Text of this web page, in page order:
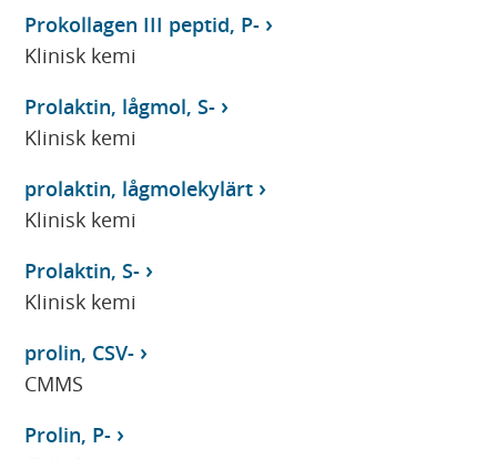
Prokollagen III peptid, P-
Klinisk kemi
Prolaktin, lågmol, S-
Klinisk kemi
prolaktin, lågmolekylärt
Klinisk kemi
Prolaktin, S-
Klinisk kemi
prolin, CSV-
CMMS
Prolin, P-